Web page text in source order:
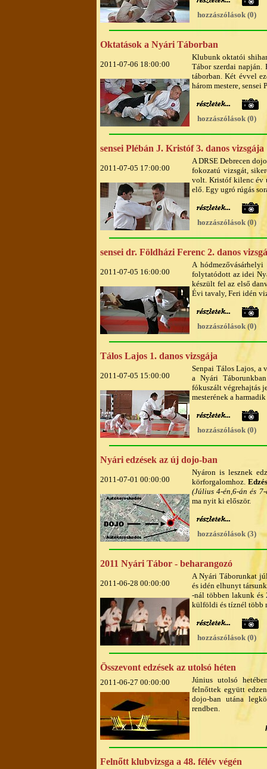
hozzászólások (0)
Oktatások a Nyári Táborban
2011-07-06 18:00:00
Klubunk oktatói
Tábor szerdai napján.
táborban. Két évvel
három mestere, sensei
hozzászólások (0)
sensei Plébán J. Kristóf 3. danos vizsgája
2011-07-05 17:00:00
A DRSE Debrecen
fokozatú vizsgát,
volt. Kristóf kilenc év
elő. Egy ugró rúgás
hozzászólások (0)
sensei dr. Földházi Ferenc 2. danos
2011-07-05 16:00:00
A
folytatódott az idei
készült fel az első
Évi tavaly, Feri idén
hozzászólások (0)
Tálos Lajos 1. danos vizsgája
2011-07-05 15:00:00
Senpai Tálos Lajos, a
a Nyári
fókuszált végrehajtás
mesterének a
hozzászólások (0)
Nyári edzések az új dojo-ban
2011-07-01 00:00:00
Nyáron is lesznek
körforgalomhoz.
(Július 4-én,6-án és
ma nyit ki először.
hozzászólások (3)
2011 Nyári Tábor - beharangozó
2011-06-28 00:00:00
A Nyári Táborunkat
és idén elhunyt
-nál többen lakunk és
külföldi és tíznél több
hozzászólások (0)
Összevont edzések az utolsó héten
2011-06-27 00:00:00
Június utolsó
felnőttek együtt
dojo-ban utána
rendben.
Felnőtt klubvizsga a 48. félév végén